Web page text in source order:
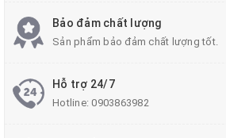
sẽ liên quan đến cảm giác lái và các tính
trên vô lăng giúp người dùng có một
nhiên để lựa chọn được vô lăng vừa tăng
Bảo đảm chất lượng
Sản phẩm bảo đảm chất lượng tốt.
Hỗ trợ 24/7
Hotline:0903863982